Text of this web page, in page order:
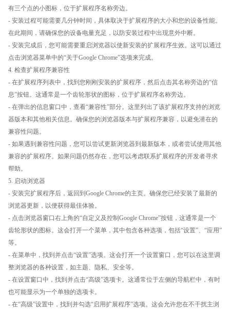
有三个点的小图标，位于扩展程序名称旁边。
- 安装过程可能需要几分钟时间，具体取决于扩展程序的大小和您的设备性能。
在此期间，请确保您的设备电量充足，以防安装过程中出现意外中断。
- 安装完成后，您可能需要重启浏览器以使新安装的扩展程序生效。这可以通过
点击浏览器菜单中的“关于Google Chrome”选项来完成。
4. 检查扩展程序兼容性
- 在扩展程序列表中，找到您刚刚安装的扩展程序，然后点击其名称旁边的“信
息”按钮。这通常是一个齿轮形状的图标，位于扩展程序名称旁边。
- 在弹出的信息窗口中，查看“兼容性”部分。这里列出了该扩展程序支持的浏览
器版本和其他相关信息。确保您的浏览器版本与扩展程序兼容，以避免潜在的
兼容性问题。
- 如果遇到兼容性问题，您可以尝试更新浏览器到最新版本，或者尝试使用其他
兼容的扩展程序。如果问题仍然存在，您可以考虑联系扩展程序的开发者寻求
帮助。
5. 启动浏览器
- 安装完扩展程序后，返回到Google Chrome的主页。确保您已经安装了最新的
浏览器更新，以便获得最佳体验。
- 点击浏览器窗口右上角的“自定义及控制Google Chrome”按钮，这通常是一个
齿轮形状的图标。这会打开一个菜单，其中包含各种选项，包括“设置”、“应用”
等。
- 在菜单中，找到并点击“设置”选项。这会打开一个设置窗口，您可以在这里调
整浏览器的各种设置，如主题、隐私、安全等。
- 在设置窗口中，找到并点击“高级”选项卡。这通常位于左侧的导航栏中，有时
也可能显示为一个单独的选项卡。
- 在“高级”设置中，找到并勾选“启用扩展程序”选项。这会允许您在不干扰主浏